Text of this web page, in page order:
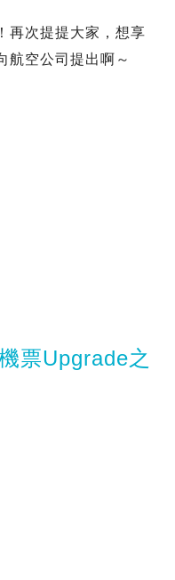
再次提提大家，想享
航空公司提出啊～
票Upgrade之